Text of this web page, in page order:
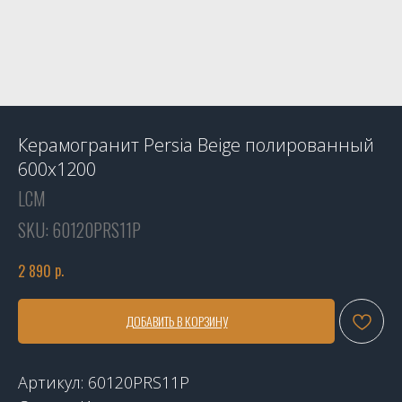
Керамогранит Persia Beige полированный
600х1200
LCM
SKU: 60120PRS11P
2 890 р.
ДОБАВИТЬ В КОРЗИНУ
Артикул: 60120PRS11P